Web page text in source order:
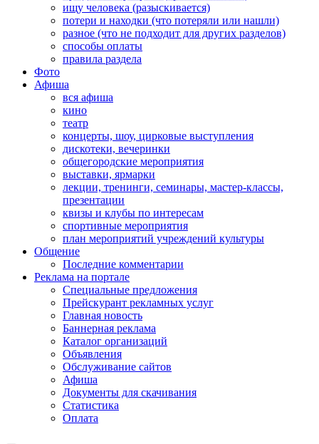
ищу человека (разыскивается)
потери и находки (что потеряли или нашли)
разное (что не подходит для других разделов)
способы оплаты
правила раздела
Фото
Афиша
вся афиша
кино
театр
концерты, шоу, цирковые выступления
дискотеки, вечеринки
общегородские мероприятия
выставки, ярмарки
лекции, тренинги, семинары, мастер-классы,
презентации
квизы и клубы по интересам
спортивные мероприятия
план мероприятий учреждений культуры
Общение
Последние комментарии
Реклама на портале
Специальные предложения
Прейскурант рекламных услуг
Главная новость
Баннерная реклама
Каталог организаций
Объявления
Обслуживание сайтов
Афиша
Документы для скачивания
Статистика
Оплата